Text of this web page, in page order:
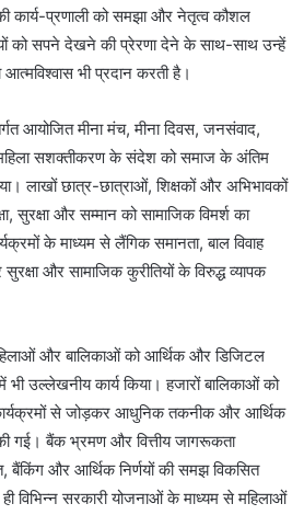
कार्य-प्रणाली को समझा और नेतृत्व कौशल
को सपने देखने की प्रेरणा देने के साथ-साथ उन्हें
भी प्रदान करती है।
मीना मंच, मीना दिवस, जनसंवाद,
सशक्तीकरण के संदेश को समाज के अंतिम
लाखों छात्र-छात्राओं, शिक्षकों और अभिभावकों
सुरक्षा और सम्मान को सामाजिक विमर्श का
के माध्यम से लैंगिक समानता, बाल विवाह
और सामाजिक कुरीतियों के विरुद्ध व्यापक
बालिकाओं को आर्थिक और डिजिटल
उल्लेखनीय कार्य किया। हजारों बालिकाओं को
कार्यक्रमों से जोड़कर आधुनिक तकनीक और आर्थिक
गई। बैंक भ्रमण और वित्तीय जागरूकता
बैंकिंग और आर्थिक निर्णयों की समझ विकसित
सरकारी योजनाओं के माध्यम से महिलाओं